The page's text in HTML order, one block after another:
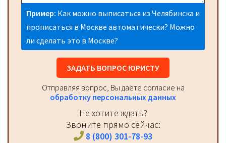
Пример: Как можно выписаться из Челябинска и
прописаться в Москве автоматически? Можно
ли сделать это в Москве?
ЗАДАТЬ ВОПРОС ЮРИСТУ
Отправляя вопрос, Вы даёте согласие на
обработку персональных данных
Не хотите ждать?
Звоните прямо сейчас:
8 (800) 301-78-93